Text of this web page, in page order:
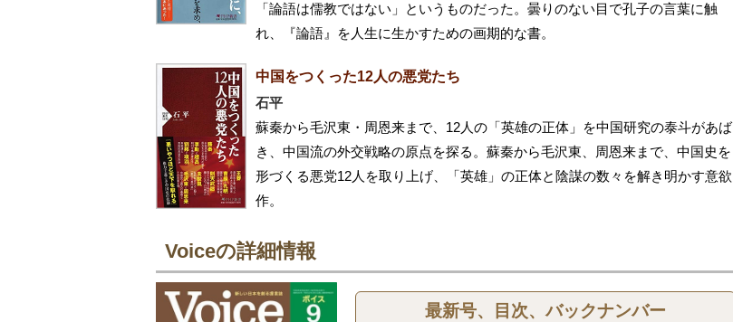
「論語は儒教ではない」というものだった。曇りのない目で孔子の言葉に触
れ、『論語』を人生に生かすための画期的な書。
中国をつくった12人の悪党たち
石平
蘇秦から毛沢東・周恩来まで、12人の「英雄の正体」を中国研究の泰斗があば
き、中国流の外交戦略の原点を探る。蘇秦から毛沢東、周恩来まで、中国史を
形づくる悪党12人を取り上げ、「英雄」の正体と陰謀の数々を解き明かす意欲
作。
Voiceの詳細情報
最新号、目次、バックナンバー